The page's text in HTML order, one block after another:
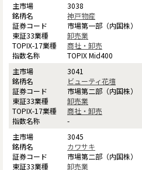
3038
神戸物産
市場第一部（内国株）
卸売業
商社・卸売
TOPIX Mid400
3041
ビューティ花壇
市場第二部（内国株）
卸売業
商社・卸売
-
3045
カワサキ
市場第二部（内国株）
卸売業